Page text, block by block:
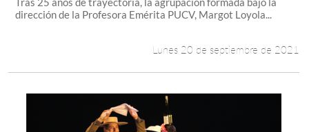
dirección de la Profesora Emérita PUCV, Margot Loyola...
Lunes 20 de septiembre de 2021